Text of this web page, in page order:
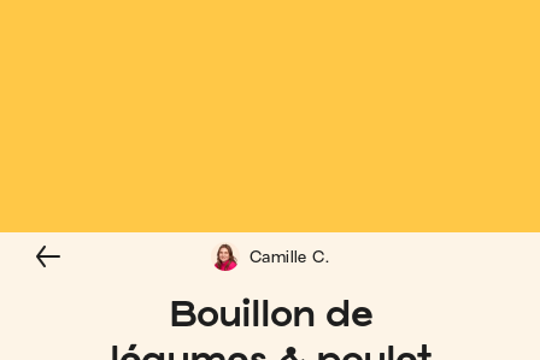
Bouillon de
Camille C.